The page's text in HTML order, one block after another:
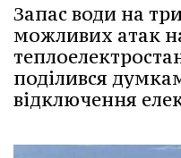
Запас води на
можливих атак
поділився
відключення